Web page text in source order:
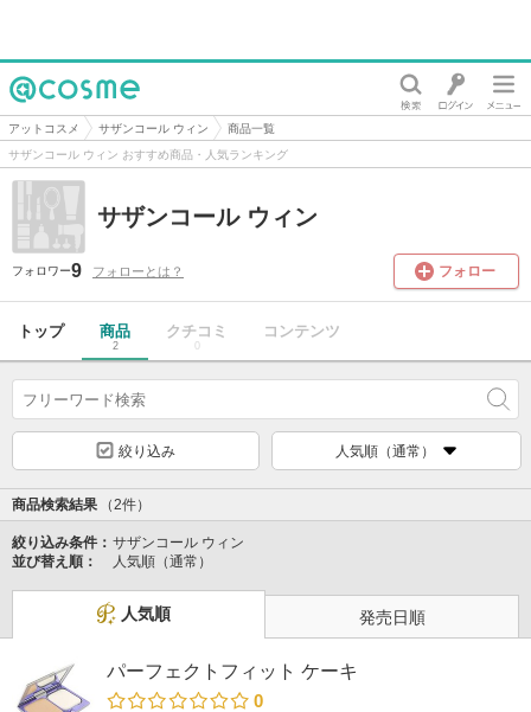
@cosme
アットコスメ サザンコール ウィン
商品一覧
サザンコール ウィン おすすめ商品・人気ランキング
サザンコール ウィン
フォロワー9 フォローとは？ フォロー
トップ 商品
2
クチコミ
0
コンテンツ
絞り込み 人気順（通常）
商品検索結果 （2件）
絞り込み条件： サザンコール ウィン
並び替え順：
人気順（通常）
人気順 発売日順
パーフェクトフィット ケーキ
0